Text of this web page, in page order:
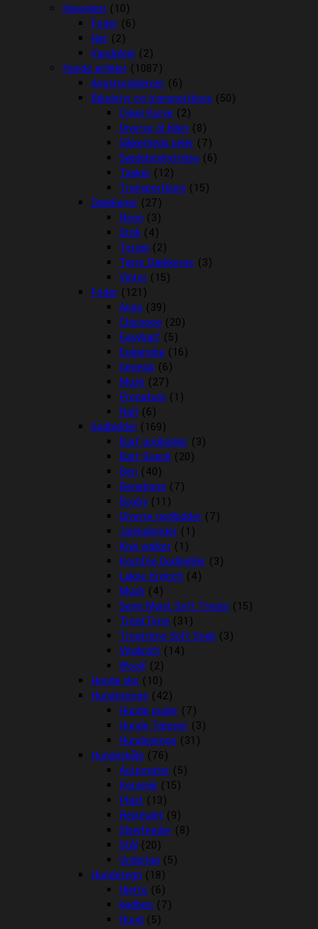
Havedam (10)
Foder (6)
Net (2)
Vandpleje (2)
Hunde artikler (1087)
Angstproblemer (6)
Biludstyr og transportbure (50)
Cykel Kurve (2)
Diverse til bilen (8)
Sikkerheds seler (7)
Sædebeskyttelse (6)
Tasker (12)
Transportbure (15)
Dækkener (27)
Regn (3)
Strik (4)
Terapi (2)
Tørre Dækkener (3)
Vinter (15)
Foder (121)
Arion (39)
Chicopee (20)
Easybarf (5)
Eukanuba (16)
Genesis (6)
Mush (27)
Pronature (1)
Rafi (6)
Godbidder (169)
Barf godbidder (3)
Barf Snack (20)
Ben (40)
Benebone (7)
Boxby (11)
Diverse godbidder (7)
Julekalender (1)
Kiwi walker (1)
Kornfrie Godbidder (3)
Lakse Krønch (4)
Mush (4)
Semi Moist Soft Treats (15)
TreatTime (31)
Treattime Soft Snak (3)
Vitakraft (14)
Woolf (2)
Hunde sko (10)
Hundesenge (42)
Hunde puder (7)
Hunde Tæpper (3)
Hundesenge (31)
Hundeskåle (76)
Automater (5)
Keramik (15)
Plast (13)
Rejsesæt (9)
Slowfeeder (8)
Stål (20)
Underlag (5)
Hundetegn (18)
Hjerte (6)
kødben (7)
Rund (5)